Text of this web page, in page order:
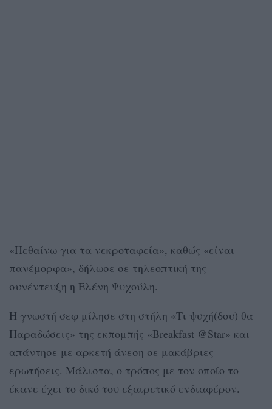
«Πεθαίνω για τα νεκροταφεία», καθώς «είναι
πανέμορφα», δήλωσε σε τηλεοπτική της
συνέντευξη η Ελένη Ψυχούλη.
Η γνωστή σεφ μίλησε στη στήλη «Τι ψυχή(δου) θα
Παραδώσεις» της εκπομπής «Breakfast @Star» και
απάντησε με αρκετή άνεση σε μακάβριες
ερωτήσεις. Μάλιστα, ο τρόπος με τον οποίο το
έκανε έχει το δικό του εξαιρετικό ενδιαφέρον.